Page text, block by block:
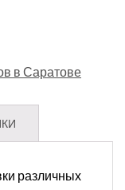
в Саратове
различных